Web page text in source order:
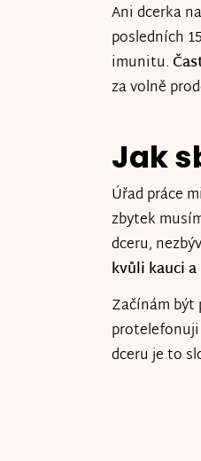
Ani dcerka
posledních
imunitu.
za volně
Jak
Úřad práce
zbytek
dceru,
kvůli kauci
Začínám být
protelefonuji
dceru je to